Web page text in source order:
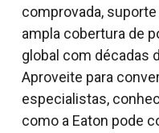
comprovada,
ampla cobertura de
global com décadas
Aproveite para
especialistas,
como a Eaton pode